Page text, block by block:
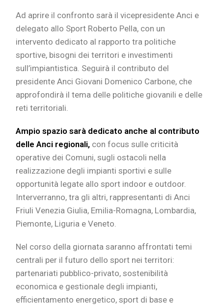
Ad aprire il confronto sarà il vicepresidente Anci e
delegato allo Sport Roberto Pella, con un
intervento dedicato al rapporto tra politiche
sportive, bisogni dei territori e investimenti
sull’impiantistica. Seguirà il contributo del
presidente Anci Giovani Domenico Carbone, che
approfondirà il tema delle politiche giovanili e delle
reti territoriali.
Ampio spazio sarà dedicato anche al contributo
delle Anci regionali, con focus sulle criticità
operative dei Comuni, sugli ostacoli nella
realizzazione degli impianti sportivi e sulle
opportunità legate allo sport indoor e outdoor.
Interverranno, tra gli altri, rappresentanti di Anci
Friuli Venezia Giulia, Emilia-Romagna, Lombardia,
Piemonte, Liguria e Veneto.
Nel corso della giornata saranno affrontati temi
centrali per il futuro dello sport nei territori:
partenariati pubblico-privato, sostenibilità
economica e gestionale degli impianti,
efficientamento energetico, sport di base e